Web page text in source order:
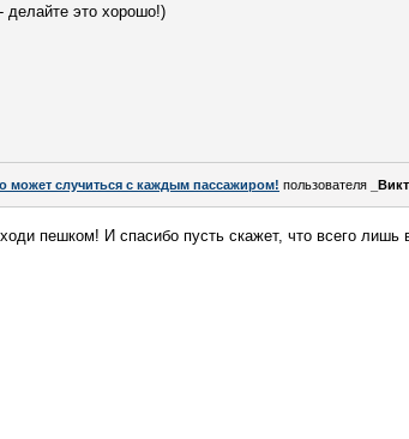
делайте это хорошо!)
может случиться с каждым пассажиром! пользователя
пешком! И спасибо пусть скажет, что всего